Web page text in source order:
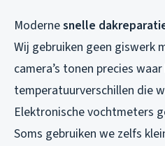
Modernesnelle
Wij gebruiken geen giswerk
camera’s tonen precies
temperatuurverschillen die
Elektronische vochtmeters
Soms gebruiken we zelfs